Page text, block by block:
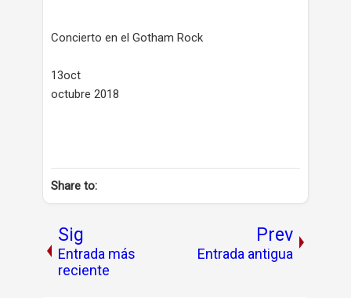
Concierto en el Gotham Rock
13oct
octubre 2018
Share to:
Sig
Entrada más
reciente
Prev
Entrada antigua